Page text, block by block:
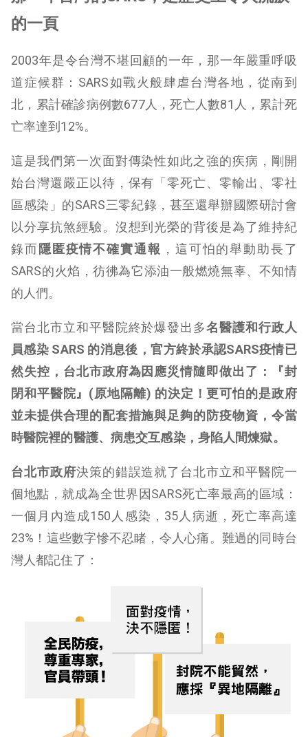
的一頁
2003年是令台灣不堪回顧的一年，那一年嚴重呼吸
道症候群：SARS如戰火般肆虐台灣各地，從南到
北，累計確診病例數677人，死亡人數81人，累計死
亡率達到12%。
這是我們第一次面對傳染性如此之強的疾病，剛開
始台灣還嚴正以待，保有「零死亡、零輸出、零社
區感染」的SARS三零紀錄，甚至還舉辦國際研討會
以分享抗煞經驗。沒想到光榮的背後是為了維持紀
錄而 隱匿疫情不確實通報 ，這可怕的舉動助長了
SARS的火焰，彷彿為它添油一般燃燒無辜、不知情
的人們。
當台北市立和平醫院終於爆發出多名醫護和行政人
員感染 SARS 的消息後，官方終於承認SARS疫情已
然失控，台北市政府為因應災情隨即做出了：『封
閉和平醫院』(原地隔離) 的決定！更可怕的是政府
並未提供合理的配套措施與足夠的防疫物資，令當
時醫院裡的醫護、病患交互感染，身陷人間煉獄。
台北市政府決策的錯誤造就了台北市立和平醫院一
個地點，就成為全世界因SARS死亡率最高的區域：
一個月內造成150人感染，35人病逝，死亡率高達
23%！這些數字慘不忍睹，令人心痛。難過的同時台
灣人都記住了：